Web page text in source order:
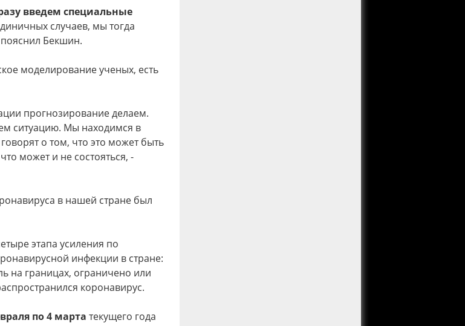
введем специальные
случаев, мы тогда
пояснил Бекшин.
моделирование ученых, есть
прогнозирование делаем.
ситуацию. Мы находимся в
о том, что это может быть
может и не состояться, -
в нашей стране был
этапа усиления по
инфекции в стране:
на границах, ограничено или
коронавирус.
по 4 марта текущего года